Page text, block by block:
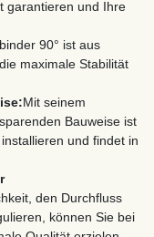
garantieren und Ihre
90° ist aus
maximale Stabilität
Mit seinem
Bauweise ist
und findet in
den Durchfluss
können Sie bei